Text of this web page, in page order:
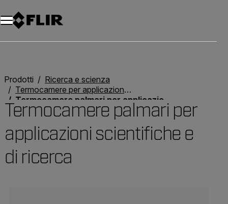
Unread messages
Modello
Rimuovi
articoli
articolo
Aggiungi al carrello
Aggiunto al carrello
Prodotti
Ricerca e scienza
Termocamere per applicazioni scientifiche e di ricerca
Termocamere palmari per applicazioni scientifiche e di ricerca
Termocamere palmari per
applicazioni scientifiche e
di ricerca